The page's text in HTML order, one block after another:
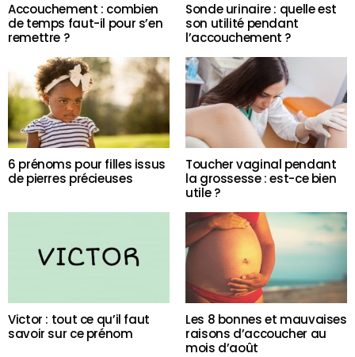
Accouchement : combien
de temps faut-il pour s’en
remettre ?
Sonde urinaire : quelle est
son utilité pendant
l’accouchement ?
6 prénoms pour filles issus
de pierres précieuses
Toucher vaginal pendant
la grossesse : est-ce bien
utile ?
Victor : tout ce qu’il faut
savoir sur ce prénom
Les 8 bonnes et mauvaises
raisons d’accoucher au
mois d’août